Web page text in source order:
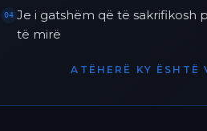
04 Je i gatshëm që të sakrifikosh
të mirë
ATËHERË KY ËSHTË